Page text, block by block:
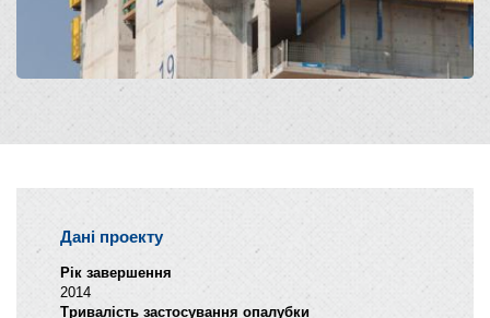
Дані проекту
Рік завершення
2014
Тривалість застосування опалубки